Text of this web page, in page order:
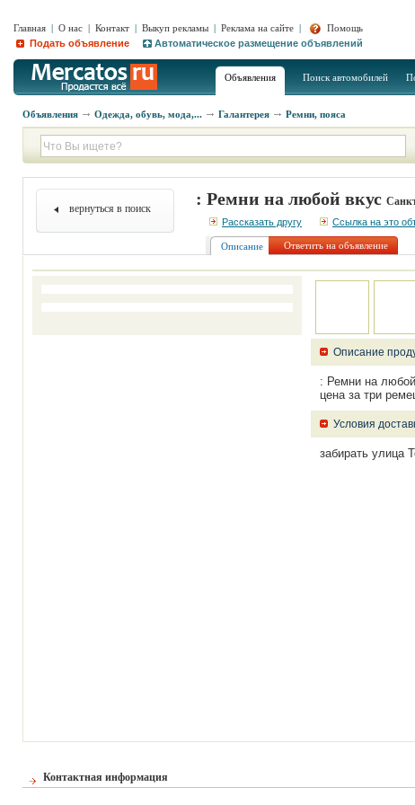
Главная | О нас | Контакт | Выкуп рекламы | Реклама на сайте |
Помощь
Подать объявление
Автоматическое размещение объявлений
Объявления Поиск автомобилей
Объявления Одежда, обувь, мода,... Галантерея Ремни, пояса
вернуться в поиск : Ремни на любой вкус
Рассказать другу Ссылка на это
Описание Ответить на объявление
Описание
: Ремни на
цена за три
Условия
забирать улица
Контактная информация